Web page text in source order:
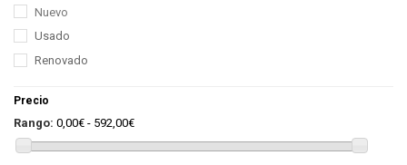
Nuevo
Usado
Renovado
Precio
Rango: 0,00€ - 592,00€